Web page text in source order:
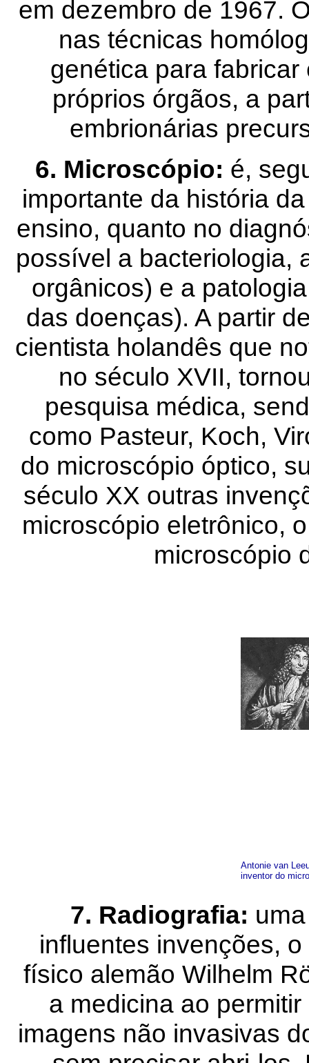
em dezembro de 1967.
nas técnicas
genética para
próprios órgãos, a
embrionárias
6. Microscópio: é,
importante da história
ensino, quanto no
possível a bacteriologia,
orgânicos) e a
das doenças). A partir
cientista holandês que
no século XVII,
pesquisa médica,
como Pasteur, Koch,
do microscópio óptico,
século XX outras
microscópio eletrônico,
microscópio
Antonie van
inventor do
7. Radiografia:
influentes invenções,
físico alemão Wilhelm
a medicina ao
imagens não invasivas